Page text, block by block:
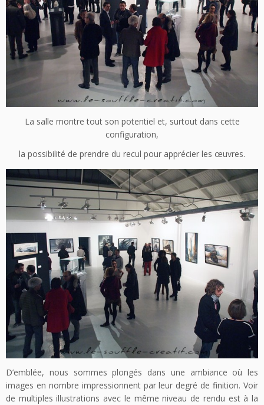
La salle montre tout son potentiel et, surtout dans cette
configuration,
la possibilité de prendre du recul pour apprécier les œuvres.
D’emblée, nous sommes plongés dans une ambiance où les
images en nombre impressionnent par leur degré de finition. Voir
de multiples illustrations avec le même niveau de rendu est à la